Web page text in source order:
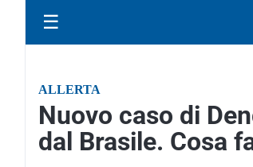
☰
ALLERTA
Nuovo caso di
dal Brasile. Cosa